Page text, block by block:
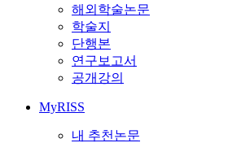
해외학술논문
학술지
단행본
연구보고서
공개강의
MyRISS
내 추천논문